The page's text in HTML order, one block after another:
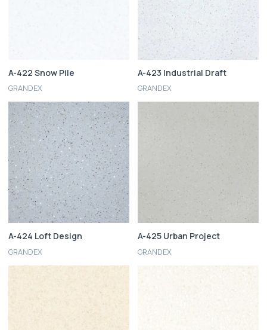
A-422 Snow Pile
GRANDEX
A-423 Industrial Draft
GRANDEX
A-424 Loft Design
GRANDEX
A-425 Urban Project
GRANDEX